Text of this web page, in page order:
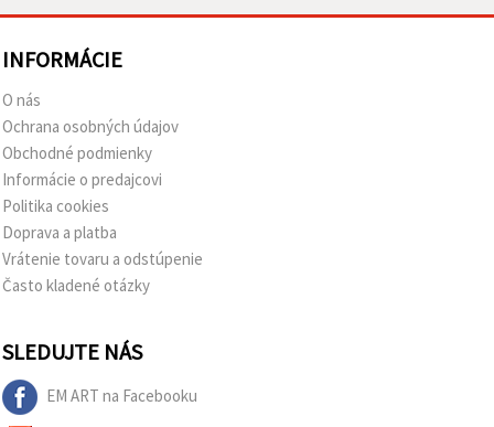
INFORMÁCIE
O nás
Ochrana osobných údajov
Obchodné podmienky
Informácie o predajcovi
Politika cookies
Doprava a platba
Vrátenie tovaru a odstúpenie
Často kladené otázky
SLEDUJTE NÁS
EM ART na Facebooku